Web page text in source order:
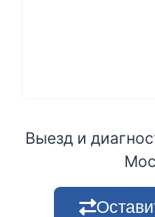
Выезд и